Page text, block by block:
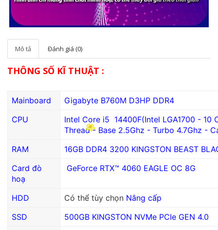
Mô tả Đánh giá (0)
THÔNG SỐ KĨ THUẬT :
Mainboard
Gigabyte B760M D3HP DDR4
CPU
Intel Core i5 14400F(Intel LGA1700 - 10
Thread - Base 2.5Ghz - Turbo 4.7Ghz -
RAM
16GB DDR4 3200 KINGSTON BEAST
Card đò
hoạ
GeForce RTX™ 4060 EAGLE OC 8G
HDD Có thể tùy chọn Nâng cấp
SSD
500GB KINGSTON NVMe PCIe GEN 4.0